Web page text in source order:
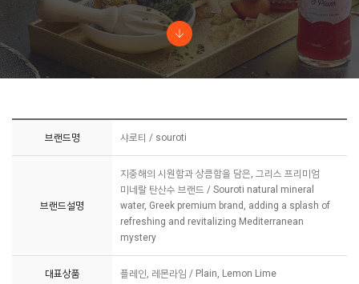
브랜드명 샤로티 / souroti
브랜드설명
지중해의 시원함과 상큼함을 담은, 그리스 프리미엄
미네랄 탄산수 브랜드 / Souroti natural mineral
water, Greek premium brand, adding a splash of
refreshing and revitalizing Mediterranean
mystery
대표상품 플레인, 레몬라임 / Plain, Lemon Lime